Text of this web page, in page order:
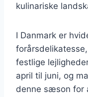
kulinariske
I Danmark er
festlige
april til juni, og
denne sæson for